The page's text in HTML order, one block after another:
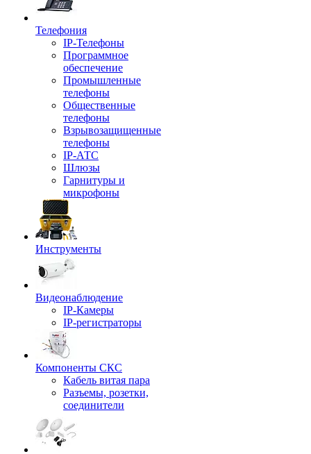
Телефония
IP-Телефоны
Программное
обеспечение
Промышленные
телефоны
Общественные
телефоны
Взрывозащищенные
телефоны
IP-АТС
Шлюзы
Гарнитуры и
микрофоны
Инструменты
Видеонаблюдение
IP-Камеры
IP-регистраторы
Компоненты СКС
Кабель витая пара
Разъемы, розетки,
соединители